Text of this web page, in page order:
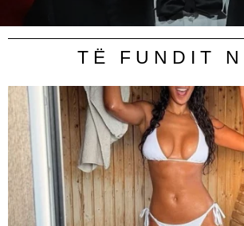
TË FUNDIT